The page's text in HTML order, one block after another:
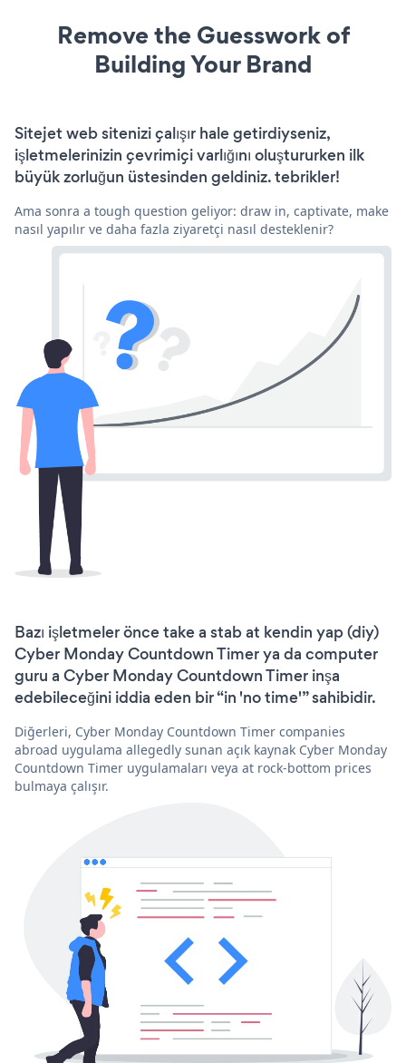
Remove the Guesswork of
Building Your Brand
Sitejet web sitenizi çalışır hale getirdiyseniz,
işletmelerinizin çevrimiçi varlığını oluştururken ilk
büyük zorluğun üstesinden geldiniz. tebrikler!
Ama sonra a tough question geliyor: draw in, captivate, make
nasıl yapılır ve daha fazla ziyaretçi nasıl desteklenir?
Bazı işletmeler önce take a stab at kendin yap (diy)
Cyber Monday Countdown Timer ya da computer
guru a Cyber Monday Countdown Timer inşa
edebileceğini iddia eden bir “in 'no time'” sahibidir.
Diğerleri, Cyber Monday Countdown Timer companies
abroad uygulama allegedly sunan açık kaynak Cyber Monday
Countdown Timer uygulamaları veya at rock-bottom prices
bulmaya çalışır.